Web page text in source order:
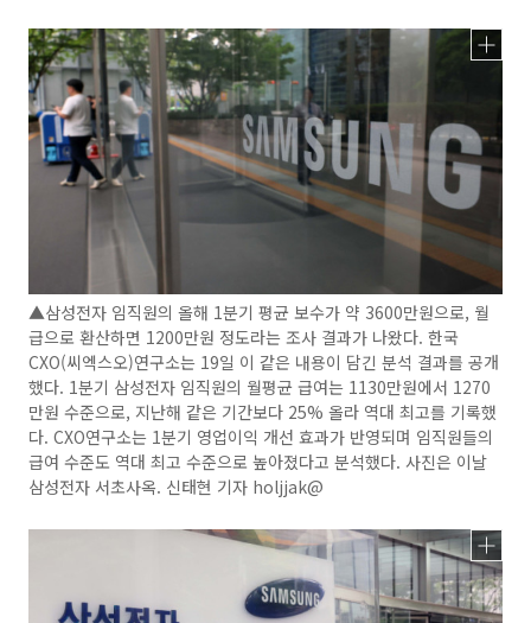
▲삼성전자 임직원의 올해 1분기 평균 보수가 약 3600만원으로, 월
급으로 환산하면 1200만원 정도라는 조사 결과가 나왔다. 한국
CXO(씨엑스오)연구소는 19일 이 같은 내용이 담긴 분석 결과를 공개
했다. 1분기 삼성전자 임직원의 월평균 급여는 1130만원에서 1270
만원 수준으로, 지난해 같은 기간보다 25% 올라 역대 최고를 기록했
다. CXO연구소는 1분기 영업이익 개선 효과가 반영되며 임직원들의
급여 수준도 역대 최고 수준으로 높아졌다고 분석했다. 사진은 이날
삼성전자 서초사옥. 신태현 기자 holjjak@